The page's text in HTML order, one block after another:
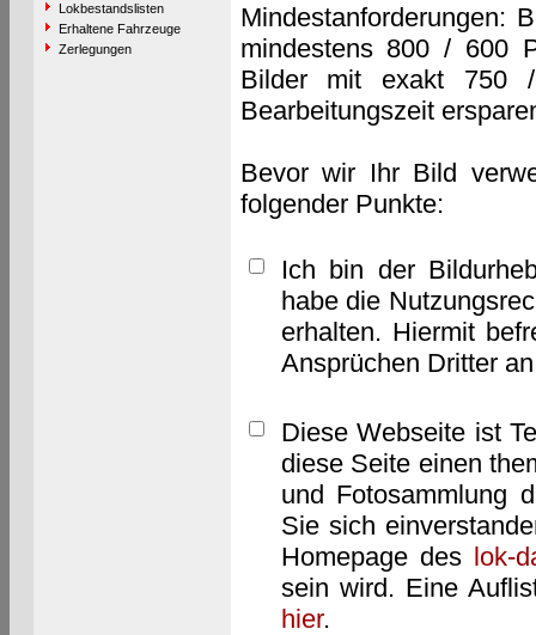
Lokbestandslisten
Erhaltene Fahrzeuge
Zerlegungen
Mindestanforderungen:
mindestens 800 / 600
Bilder mit exakt 750
Bearbeitungszeit
Bevor wir Ihr Bild
folgender Punkte:
Ich bin der
habe die
erhalten. Hiermit
Ansprüchen Dritter
Diese Webseite ist
diese Seite einen
und Fotosammlung
Sie sich
Homepage des lok-
sein wird. Eine
hier.